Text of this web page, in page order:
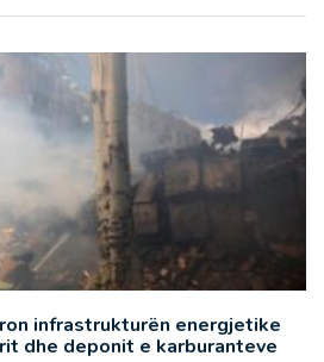
infrastrukturën energjetike
dhe deponit e karburanteve